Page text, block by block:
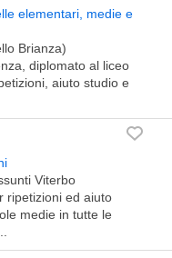
elementari, medie e
Brianza)
diplomato al liceo
aiuto studio e
Viterbo
ripetizioni ed aiuto
medie in tutte le